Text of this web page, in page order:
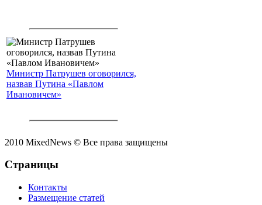
Министр Патрушев оговорился,
назвав Путина «Павлом
Ивановичем»
2010 MixedNews © Все права защищены
Страницы
Контакты
Размещение статей